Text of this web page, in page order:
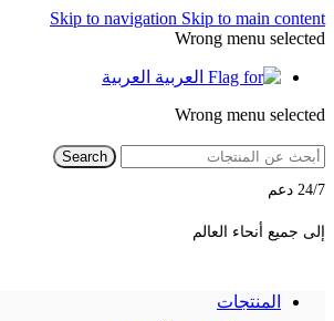
Skip to navigation Skip to main content
Wrong menu selected
العربية
Wrong menu selected
Search
24/7 دعم
إلى جميع أنحاء العالم
المنتجات